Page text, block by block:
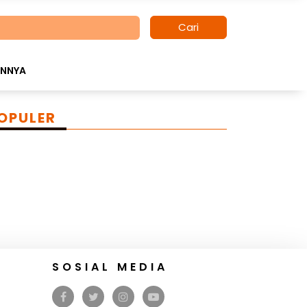
Cari
SOSIAL MEDIA